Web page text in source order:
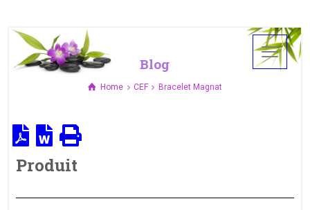
Blog
Home CEF Bracelet Magnat
Produit